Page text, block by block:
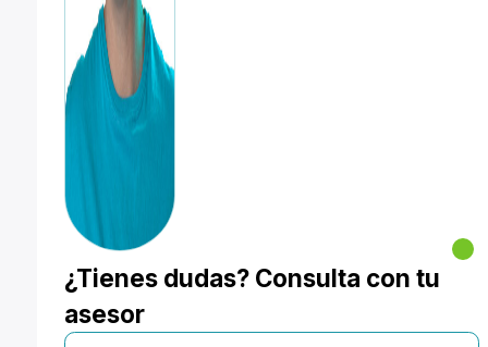
¿Tienes dudas? Consulta con tu
asesor